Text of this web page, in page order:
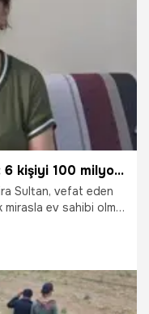
İş yerinin çaycısını dolandırdı: 6 kişiyi 100 milyon TL dolandırıp yurt dışına kaçtı
Sultan, vefat eden
mirasla ev sahibi olma
kaybettiğini
suçlamasıyla dava
giderilmesini istedi.